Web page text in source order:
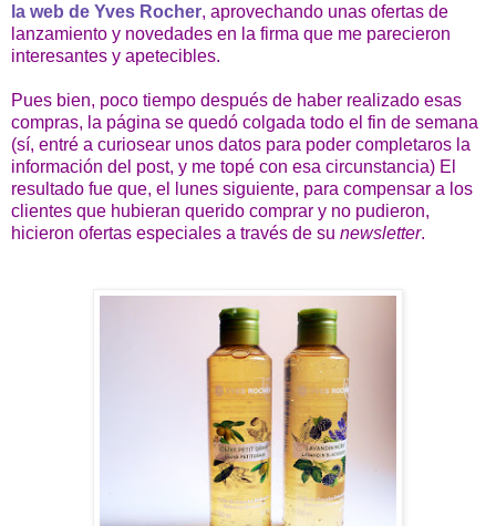
la web de Yves Rocher, aprovechando unas ofertas de
lanzamiento y novedades en la firma que me parecieron
interesantes y apetecibles.
Pues bien, poco tiempo después de haber realizado esas
compras, la página se quedó colgada todo el fin de semana
(sí, entré a curiosear unos datos para poder completaros la
información del post, y me topé con esa circunstancia) El
resultado fue que, el lunes siguiente, para compensar a los
clientes que hubieran querido comprar y no pudieron,
hicieron ofertas especiales a través de su newsletter.